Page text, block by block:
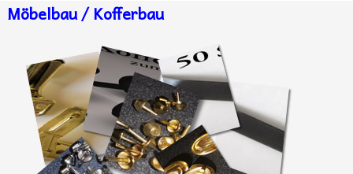
Möbelbau / Kofferbau